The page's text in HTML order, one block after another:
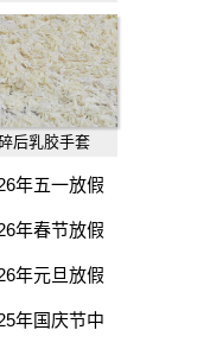
后乳胶手套
年五一放假
年春节放假
年元旦放假
年国庆节中